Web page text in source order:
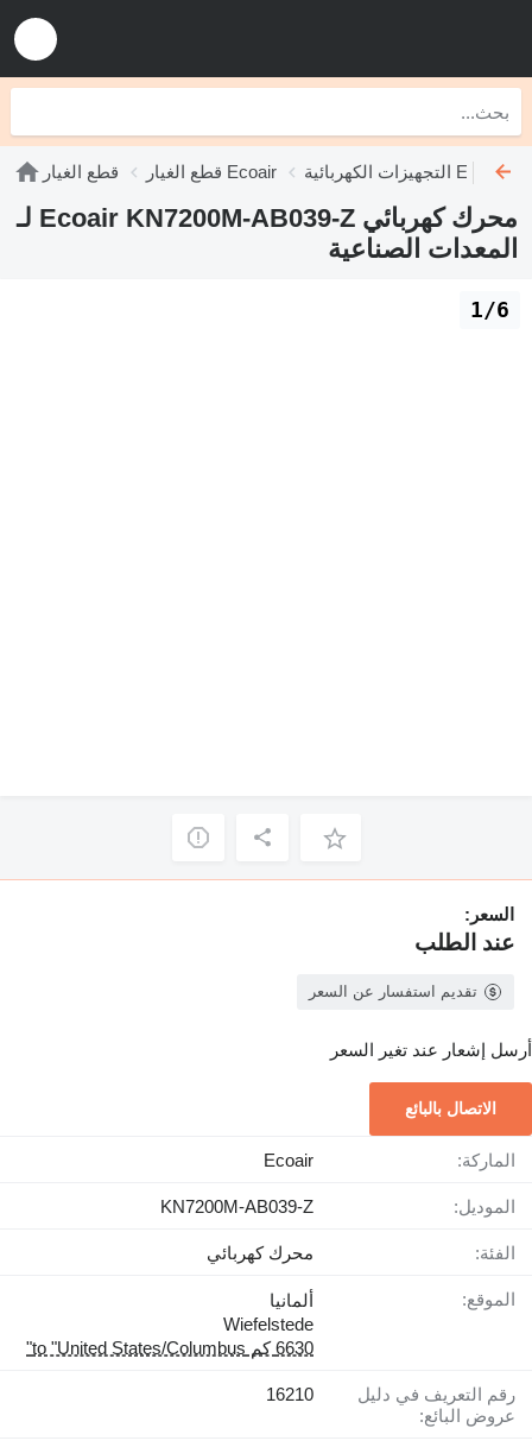
قطع الغيار قطع الغيار Ecoair التجهيزات الكهربائية Ecoair
محرك كهربائي Ecoair KN7200M-AB039-Z لـ
المعدات الصناعية
1/6
السعر:
عند الطلب
تقديم استفسار عن السعر
أرسل إشعار عند تغير السعر
الاتصال بالبائع
الماركة: Ecoair
الموديل: KN7200M-AB039-Z
الفئة: محرك كهربائي
الموقع:
ألمانيا
Wiefelstede
6630 كم to "United States/Columbus"
رقم التعريف في دليل
عروض البائع:
16210